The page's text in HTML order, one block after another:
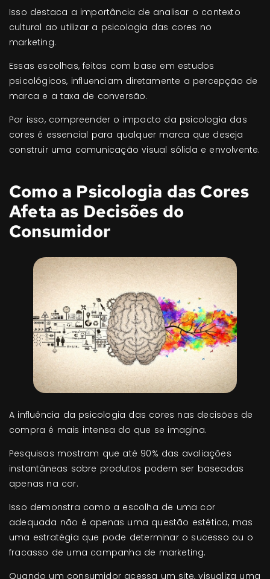
Isso destaca a importância de analisar o contexto
cultural ao utilizar a psicologia das cores no
marketing.
Essas escolhas, feitas com base em estudos
psicológicos, influenciam diretamente a percepção de
marca e a taxa de conversão.
Por isso, compreender o impacto da psicologia das
cores é essencial para qualquer marca que deseja
construir uma comunicação visual sólida e envolvente.
Como a Psicologia das Cores
Afeta as Decisões do
Consumidor
A influência da psicologia das cores nas decisões de
compra é mais intensa do que se imagina.
Pesquisas mostram que até 90% das avaliações
instantâneas sobre produtos podem ser baseadas
apenas na cor.
Isso demonstra como a escolha de uma cor
adequada não é apenas uma questão estética, mas
uma estratégia que pode determinar o sucesso ou o
fracasso de uma campanha de marketing.
Quando um consumidor acessa um site, visualiza uma